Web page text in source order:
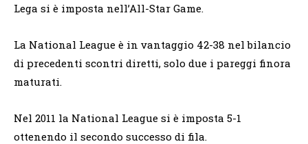
Lega si è imposta nell’All-Star Game.
La National League è in vantaggio 42-38 nel bilancio
di precedenti scontri diretti, solo due i pareggi finora
maturati.
Nel 2011 la National League si è imposta 5-1
ottenendo il secondo successo di fila.